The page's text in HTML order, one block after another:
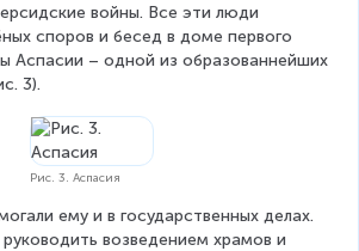
войны. Все эти люди
споров и бесед в доме первого
Аспасии – одной из образованнейших
3).
Рис. 3. Аспасия
ему и в государственных делах.
возведением храмов и